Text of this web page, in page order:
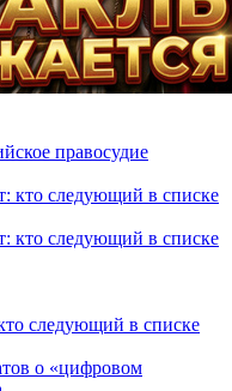
правосудие
следующий в списке